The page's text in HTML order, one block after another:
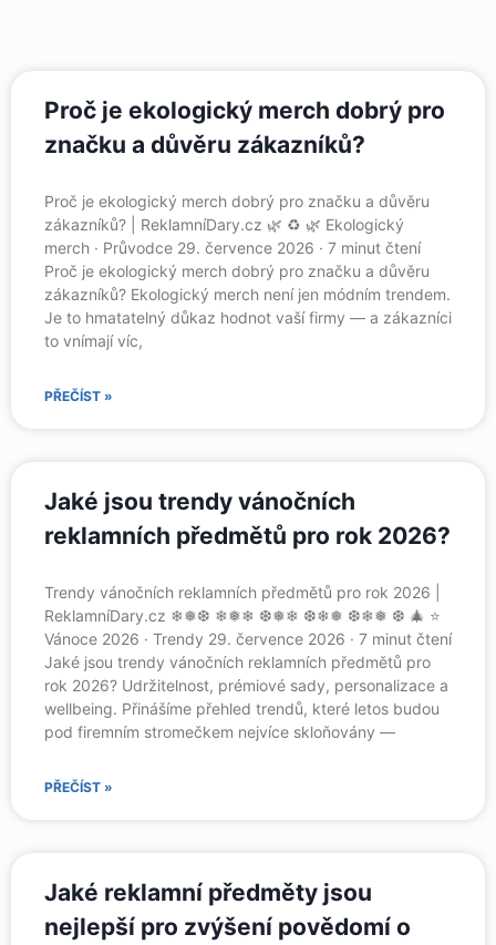
Proč je ekologický merch dobrý pro
značku a důvěru zákazníků?
Proč je ekologický merch dobrý pro značku a důvěru
zákazníků? | ReklamníDary.cz 🌿 ♻️ 🌿 Ekologický
merch · Průvodce 29. července 2026 · 7 minut čtení
Proč je ekologický merch dobrý pro značku a důvěru
zákazníků? Ekologický merch není jen módním trendem.
Je to hmatatelný důkaz hodnot vaší firmy — a zákazníci
to vnímají víc,
PŘEČÍST »
Jaké jsou trendy vánočních
reklamních předmětů pro rok 2026?
Trendy vánočních reklamních předmětů pro rok 2026 |
ReklamníDary.cz ❄❅❆ ❄❅❄ ❆❅❄ ❆❄❅ ❆❄❅ ❆ 🎄 ⭐
Vánoce 2026 · Trendy 29. července 2026 · 7 minut čtení
Jaké jsou trendy vánočních reklamních předmětů pro
rok 2026? Udržitelnost, prémiové sady, personalizace a
wellbeing. Přinášíme přehled trendů, které letos budou
pod firemním stromečkem nejvíce skloňovány —
PŘEČÍST »
Jaké reklamní předměty jsou
nejlepší pro zvýšení povědomí o